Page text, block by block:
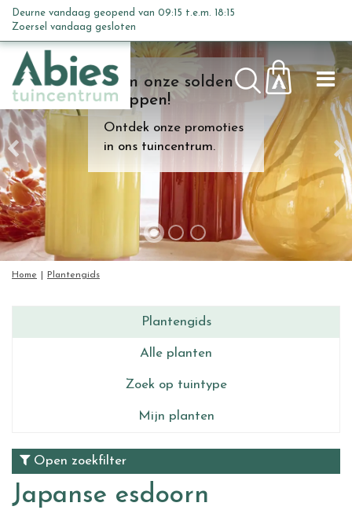
n
c
o
n
t
e
n
t
Kom onze solden
shoppen!
Ontdek onze promoties
in ons tuincentrum.
Home Plantengids
Deurne vandaag geopend van 09:15 t.e.m. 18:15
Zoersel vandaag gesloten
Plantengids
Alle planten
Zoek op tuintype
Mijn planten
Open zoekfilter
Japanse esdoorn